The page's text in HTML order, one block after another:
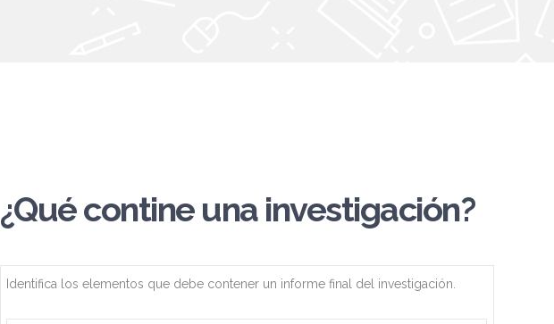
¿Qué contine una investigación?
Identifica los elementos que debe contener un informe final del investigación.